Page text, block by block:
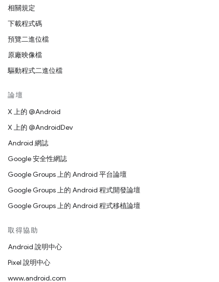
相關規定
下載程式碼
預覽二進位檔
原廠映像檔
驅動程式二進位檔
論壇
X 上的 @Android
X 上的 @AndroidDev
Android 網誌
Google 安全性網誌
Google Groups 上的 Android 平台論壇
Google Groups 上的 Android 程式開發論壇
Google Groups 上的 Android 程式移植論壇
取得協助
Android 說明中心
Pixel 說明中心
www.android.com